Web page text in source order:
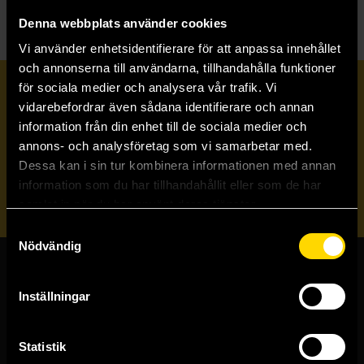
Denna webbplats använder cookies
Vi använder enhetsidentifierare för att anpassa innehållet
och annonserna till användarna, tillhandahålla funktioner
för sociala medier och analysera vår trafik. Vi
vidarebefordrar även sådana identifierare och annan
information från din enhet till de sociala medier och
annons- och analysföretag som vi samarbetar med.
Dessa kan i sin tur kombinera informationen med annan
information som du har tillhandahållit eller som de har
Nödvändig
Inställningar
Statistik
Prenumerera på vårt nyhetsbrev
Veckobrevet
Skicka
Butiker & kundtjänst
Västerlånggatan 48